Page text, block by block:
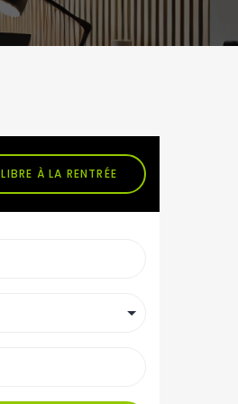
LIBRE À LA RENTRÉE